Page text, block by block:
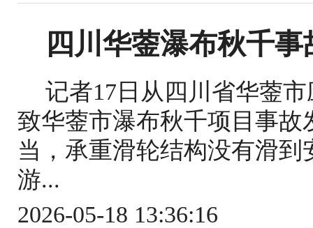
四川华蓥瀑布秋千
记者17日从四川省华蓥
致华蓥市瀑布秋千项目事
当，承重滑轮结构没有滑
游...
2026-05-18 13:36:16